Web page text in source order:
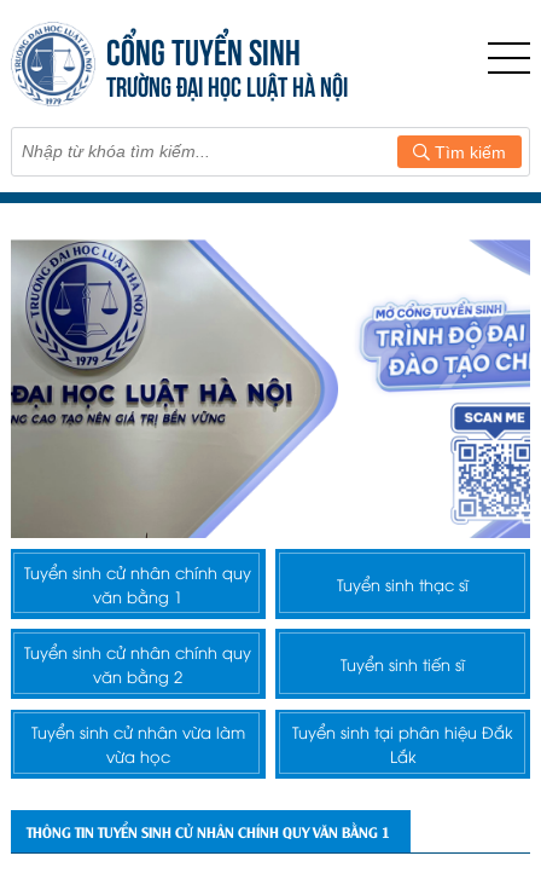
CỔNG TUYỂN SINH
TRƯỜNG ĐẠI HỌC LUẬT HÀ NỘI
Tìm kiếm
Tuyển sinh cử nhân chính quy
văn bằng 1
Tuyển sinh thạc sĩ
Tuyển sinh cử nhân chính quy
văn bằng 2
Tuyển sinh tiến sĩ
Tuyển sinh cử nhân vừa làm
vừa học
Tuyển sinh tại phân hiệu Đắk
Lắk
THÔNG TIN TUYỂN SINH CỬ NHÂN CHÍNH QUY VĂN BẰNG 1